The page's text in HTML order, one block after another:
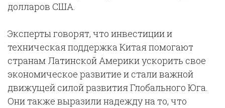
долларов США.
Эксперты говорят, что инвестиции и
техническая поддержка Китая помогают
странам Латинской Америки ускорить свое
экономическое развитие и стали важной
движущей силой развития Глобального Юга.
Они также выразили надежду на то, что